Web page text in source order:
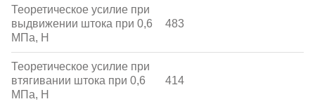
Теоретическое усилие при
выдвижении штока при 0,6
МПа, Н
483
Теоретическое усилие при
втягивании штока при 0,6
МПа, Н
414